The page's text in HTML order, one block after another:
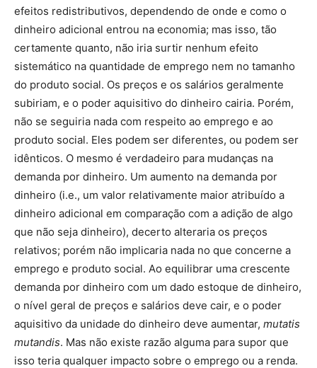
efeitos redistributivos, dependendo de onde e como o
dinheiro adicional entrou na economia; mas isso, tão
certamente quanto, não iria surtir nenhum efeito
sistemático na quantidade de emprego nem no tamanho
do produto social. Os preços e os salários geralmente
subiriam, e o poder aquisitivo do dinheiro cairia. Porém,
não se seguiria nada com respeito ao emprego e ao
produto social. Eles podem ser diferentes, ou podem ser
idênticos. O mesmo é verdadeiro para mudanças na
demanda por dinheiro. Um aumento na demanda por
dinheiro (i.e., um valor relativamente maior atribuído a
dinheiro adicional em comparação com a adição de algo
que não seja dinheiro), decerto alteraria os preços
relativos; porém não implicaria nada no que concerne a
emprego e produto social. Ao equilibrar uma crescente
demanda por dinheiro com um dado estoque de dinheiro,
o nível geral de preços e salários deve cair, e o poder
aquisitivo da unidade do dinheiro deve aumentar, mutatis
mutandis. Mas não existe razão alguma para supor que
isso teria qualquer impacto sobre o emprego ou a renda.